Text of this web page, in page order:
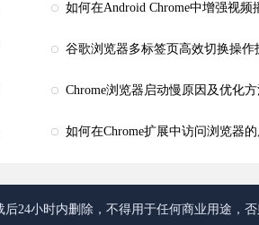
如何在Android Chrome中增强视频
谷歌浏览器多标签页高效切换操作
Chrome浏览器启动慢原因及优化
如何在Chrome扩展中访问浏览器
24小时内删除，不得用于任何商业用途，否